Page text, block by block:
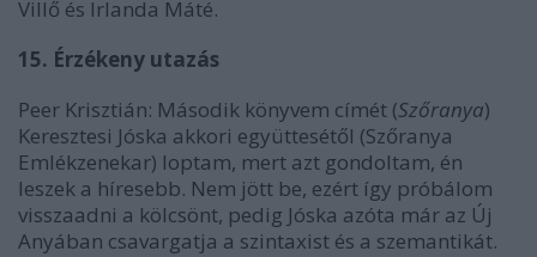
Villő és Irlanda Máté.
15. Érzékeny utazás
Peer Krisztián: Második könyvem címét (Szőranya)
Keresztesi Jóska akkori együttesétől (Szőranya
Emlékzenekar) loptam, mert azt gondoltam, én
leszek a híresebb. Nem jött be, ezért így próbálom
visszaadni a kölcsönt, pedig Jóska azóta már az Új
Anyában csavargatja a szintaxist és a szemantikát.